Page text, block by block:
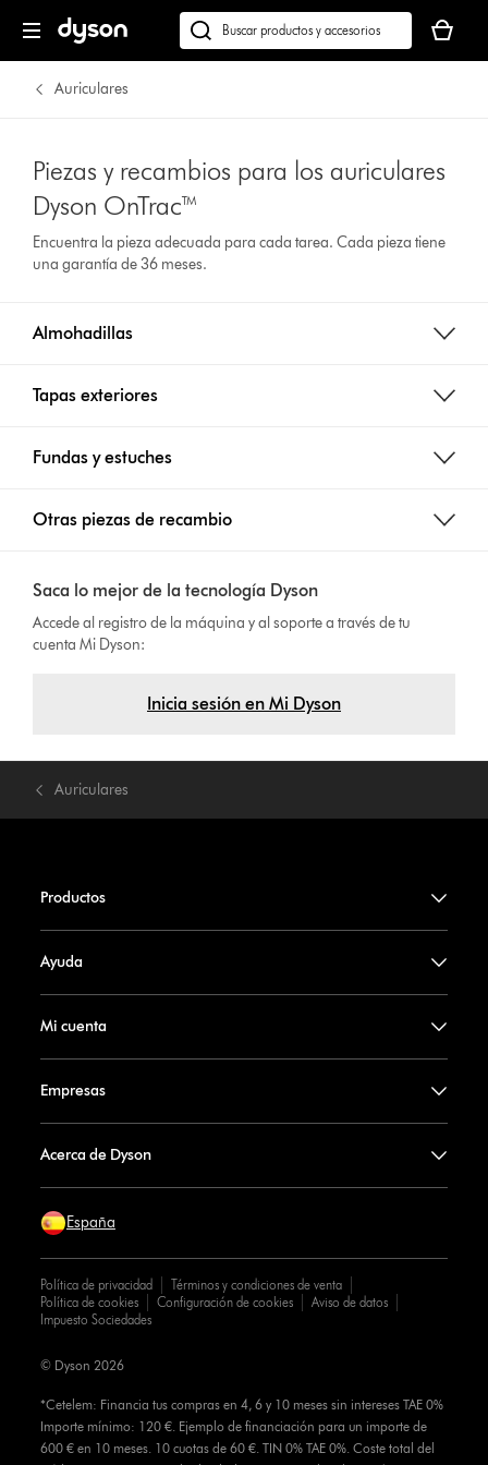
Buscar
en
cesta
está
Auriculares
Piezas y recambios para los auriculares
Dyson OnTrac™
Encuentra la pieza adecuada para cada tarea. Cada pieza tiene
una garantía de 36 meses.
Almohadillas
Tapas exteriores
Fundas y estuches
Otras piezas de recambio
Saca lo mejor de la tecnología Dyson
Accede al registro de la máquina y al soporte a través de tu
cuenta Mi Dyson:
Inicia sesión en Mi Dyson
Auriculares
Productos
Ayuda
Mi cuenta
Empresas
Acerca de Dyson
España
Política de privacidad
Términos y condiciones de venta
Política de cookies
Configuración de cookies
Aviso de datos
Impuesto Sociedades
*Cetelem: Financia tus compras en 4, 6 y 10 meses sin intereses TAE 0%
Importe mínimo: 120 €. Ejemplo de financiación para un importe de
600 € en 10 meses. 10 cuotas de 60 €. TIN 0% TAE 0%. Coste total del
© Dyson 2026